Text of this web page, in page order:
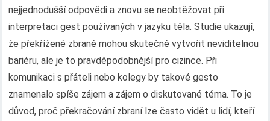
nejjednodušší odpovědi a znovu se neobtěžovat při
interpretaci gest používaných v jazyku těla. Studie ukazují,
že překřížené zbraně mohou skutečně vytvořit neviditelnou
bariéru, ale je to pravděpodobnější pro cizince. Při
komunikaci s přáteli nebo kolegy by takové gesto
znamenalo spíše zájem a zájem o diskutované téma. To je
důvod, proč překračování zbraní lze často vidět u lidí, kteří